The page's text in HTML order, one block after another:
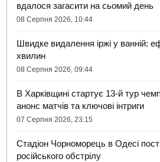
вдалося загасити на сьомий день
08 Серпня 2026, 10:44
Швидке видалення іржі у ванній:
хвилин
08 Серпня 2026, 09:44
В Харківщині стартує 13-й тур
анонс матчів та ключові інтриги
07 Серпня 2026, 23:15
Стадіон Чорноморець в Одесі
російського обстрілу